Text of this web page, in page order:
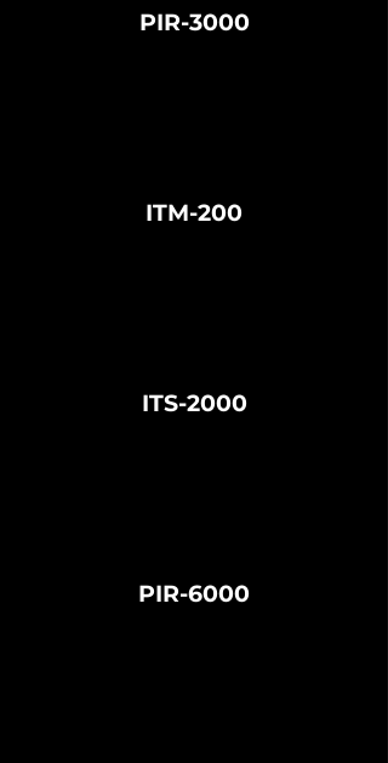
PIR-3000
ITM-200
ITS-2000
PIR-6000